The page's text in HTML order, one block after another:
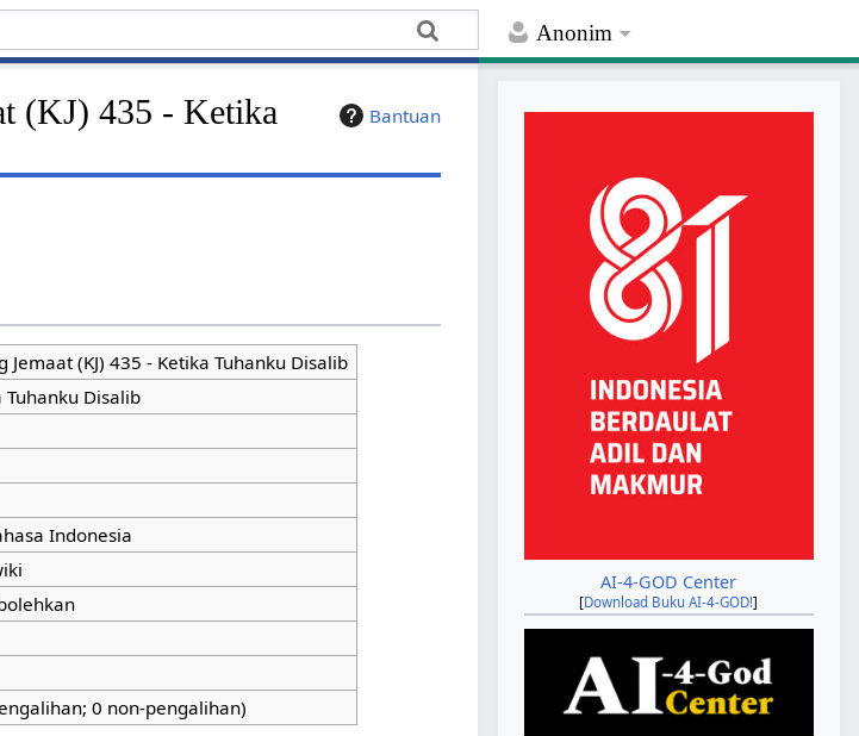
Anonim
Bantuan
(KJ) 435 - Ketika
Jemaat (KJ) 435 - Ketika Tuhanku Disalib
Tuhanku Disalib
Indonesia
0 non-pengalihan)
AI-4-GOD Center
[Download Buku AI-4-GOD!]